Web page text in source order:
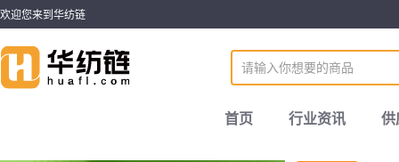
欢迎您来到华纺链
首页 行业资讯 供